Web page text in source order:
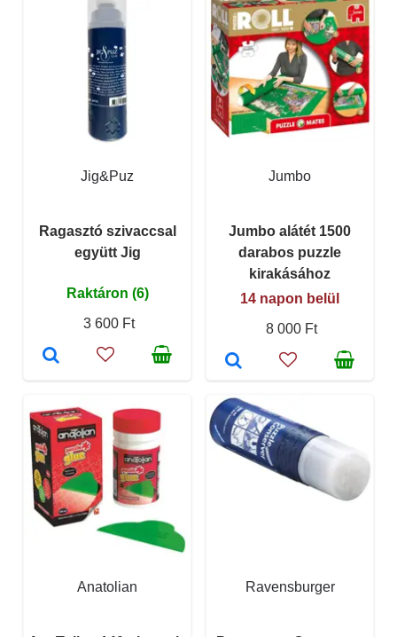
Jig&Puz
Ragasztó szivaccsal
együtt Jig
Raktáron (6)
3 600 Ft
Jumbo
Jumbo alátét 1500
darabos puzzle
kirakásához
14 napon belül
8 000 Ft
Anatolian Ravensburger